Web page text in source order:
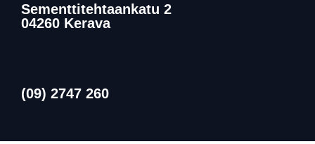
Sementtitehtaankatu 2
04260 Kerava
(09) 2747 260